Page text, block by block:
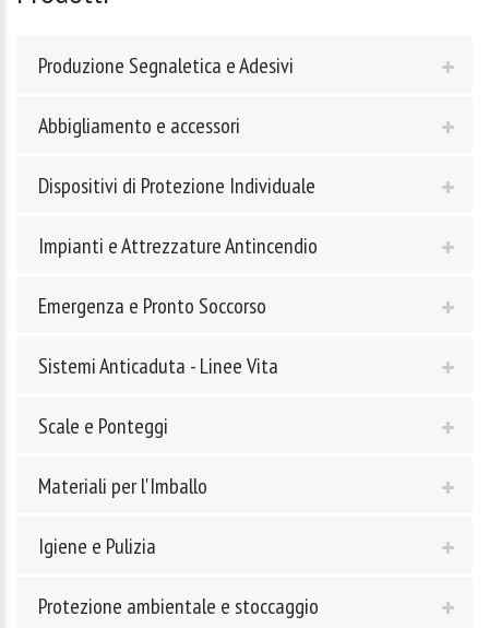
Produzione Segnaletica e Adesivi
Abbigliamento e accessori
Dispositivi di Protezione Individuale
Impianti e Attrezzature Antincendio
Emergenza e Pronto Soccorso
Sistemi Anticaduta - Linee Vita
Scale e Ponteggi
Materiali per l'Imballo
Igiene e Pulizia
Protezione ambientale e stoccaggio